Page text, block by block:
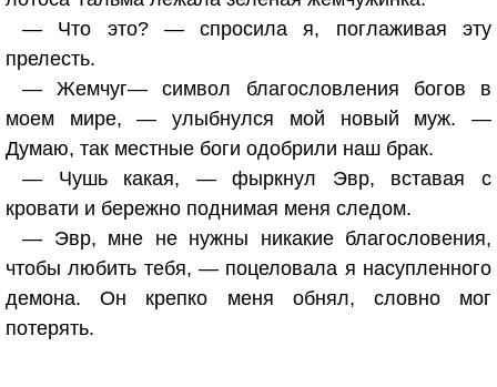
— Что это? — спросила я, поглаживая эту
прелесть.
— Жемчуг— символ благословления богов в
моем мире, — улыбнулся мой новый муж. —
Думаю, так местные боги одобрили наш брак.
— Чушь какая, — фыркнул Эвр, вставая с
кровати и бережно поднимая меня следом.
— Эвр, мне не нужны никакие благословения,
чтобы любить тебя, — поцеловала я насупленного
демона. Он крепко меня обнял, словно мог
потерять.